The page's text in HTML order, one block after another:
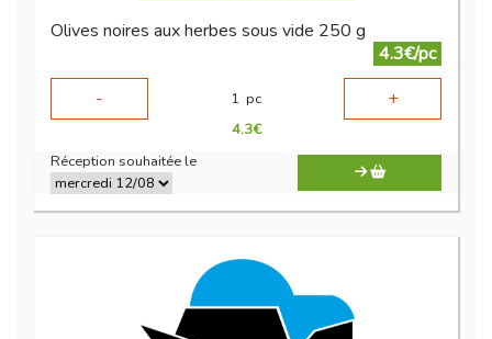
Olives noires aux herbes sous vide 250 g
4.3€/pc
-
1 pc +
4.3€
Réception souhaitée le